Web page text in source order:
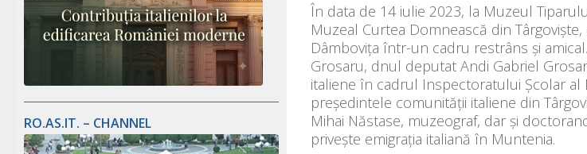
În data de 14 iulie 2023, la Muzeul
Muzeal Curtea Domnească din
Dâmbovița într-un cadru restrâns și
Grosaru, dnul deputat Andi Gabriel
italiene în cadrul Inspectoratului Şcolar
președintele comunității italiene din
Mihai Năstase, muzeograf, dar și
privește emigrația italiană în Muntenia.
RO.AS.IT. – CHANNEL